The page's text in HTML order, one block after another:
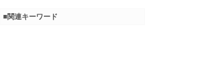
■関連キーワード